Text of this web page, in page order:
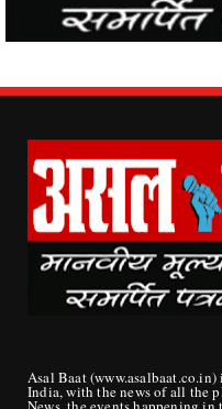
Asal Baat
India, with the news of all the